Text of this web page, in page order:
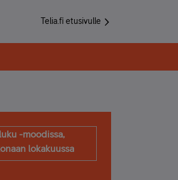
Telia.fi etusivulle
-moodissa,
lokakuussa